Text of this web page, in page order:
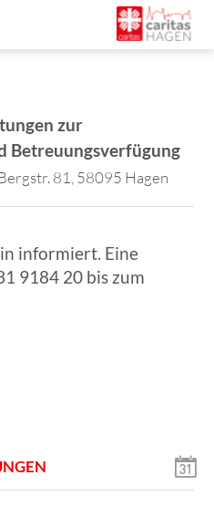
zur
Betreuungsverfügung
81, 58095 Hagen
informiert. Eine
9184 20 bis zum